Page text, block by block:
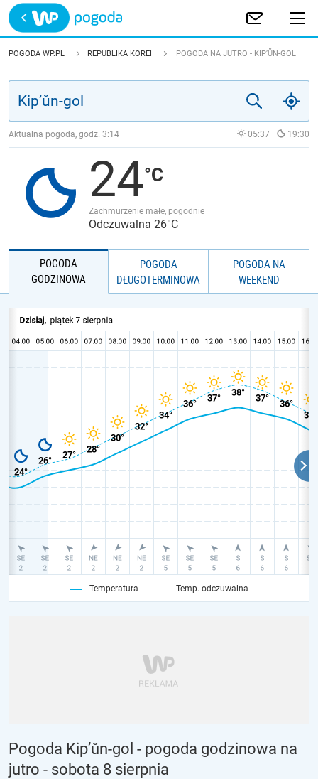
Trwa ładowanie
POLSKA
JAKOŚĆ POWIETRZA
POGODA WP.PL REPUBLIKA KOREI POGODA NA JUTRO - KIP’ŬN-GOL
Aktualna pogoda, godz. 3:14 05:37 19:30
24
Zachmurzenie małe, pogodnie
Odczuwalna 26°C
POGODA
GODZINOWA
POGODA
DŁUGOTERMINOWA
POGODA NA
WEEKEND
Temperatura Temp. odczuwalna
Pogoda Kip’ŭn-gol - pogoda godzinowa na
jutro - sobota 8 sierpnia